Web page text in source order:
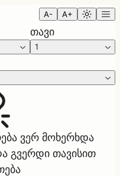
A- A+
თავი
1
ვერ მოხერხდა
გვერდი თავისით